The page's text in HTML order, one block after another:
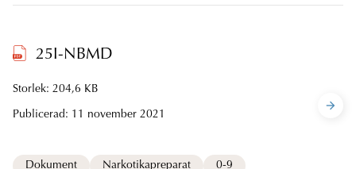
25I-NBMD
Storlek: 204,6 KB
Publicerad: 11 november 2021
Dokument Narkotikapreparat 0-9